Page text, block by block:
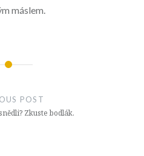
máslem.
POST
Zkuste bodlák.